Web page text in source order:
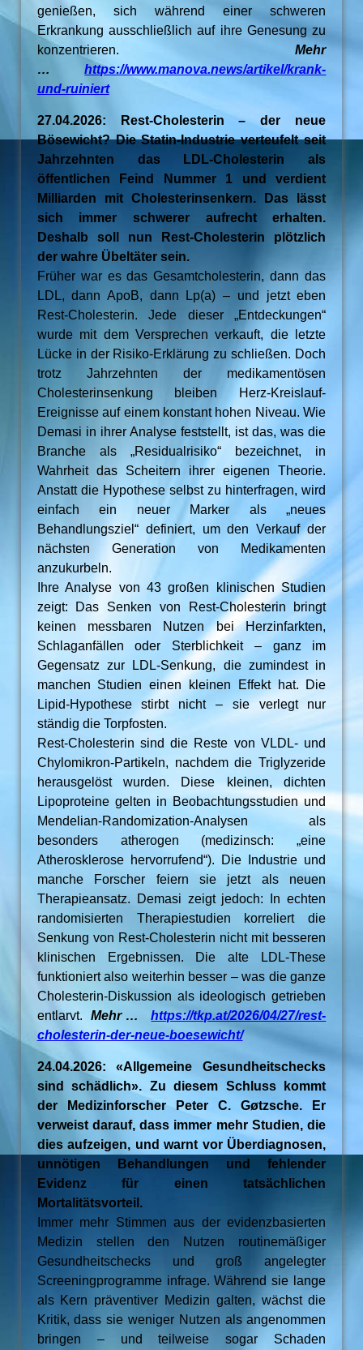
genießen, sich während einer schweren
Erkrankung ausschließlich auf ihre Genesung zu
konzentrieren.Mehr
…https://www.manova.news/artikel/krank-
und-ruiniert
27.04.2026: Rest-Cholesterin – der neue
Bösewicht? Die Statin-Industrie verteufelt seit
Jahrzehnten das LDL-Cholesterin als
öffentlichen Feind Nummer 1 und verdient
Milliarden mit Cholesterinsenkern. Das lässt
sich immer schwerer aufrecht erhalten.
Deshalb soll nun Rest-Cholesterin plötzlich
der wahre Übeltäter sein.
Früher war es das Gesamtcholesterin, dann das
LDL, dann ApoB, dann Lp(a) – und jetzt eben
Rest-Cholesterin. Jede dieser „Entdeckungen“
wurde mit dem Versprechen verkauft, die letzte
Lücke in der Risiko-Erklärung zu schließen. Doch
trotz Jahrzehnten der medikamentösen
Cholesterinsenkung bleiben Herz-Kreislauf-
Ereignisse auf einem konstant hohen Niveau. Wie
Demasi in ihrer Analyse feststellt, ist das, was die
Branche als „Residualrisiko“ bezeichnet, in
Wahrheit das Scheitern ihrer eigenen Theorie.
Anstatt die Hypothese selbst zu hinterfragen, wird
einfach ein neuer Marker als „neues
Behandlungsziel“ definiert, um den Verkauf der
nächsten Generation von Medikamenten
anzukurbeln.
Ihre Analyse von 43 großen klinischen Studien
zeigt: Das Senken von Rest-Cholesterin bringt
keinen messbaren Nutzen bei Herzinfarkten,
Schlaganfällen oder Sterblichkeit – ganz im
Gegensatz zur LDL-Senkung, die zumindest in
manchen Studien einen kleinen Effekt hat. Die
Lipid-Hypothese stirbt nicht – sie verlegt nur
ständig die Torpfosten.
Rest-Cholesterin sind die Reste von VLDL- und
Chylomikron-Partikeln, nachdem die Triglyzeride
herausgelöst wurden. Diese kleinen, dichten
Lipoproteine gelten in Beobachtungsstudien und
Mendelian-Randomization-Analysen als
besonders atherogen (medizinsch: „eine
Atherosklerose hervorrufend“). Die Industrie und
manche Forscher feiern sie jetzt als neuen
Therapieansatz. Demasi zeigt jedoch: In echten
randomisierten Therapiestudien korreliert die
Senkung von Rest-Cholesterin nicht mit besseren
klinischen Ergebnissen. Die alte LDL-These
funktioniert also weiterhin besser – was die ganze
Cholesterin-Diskussion als ideologisch getrieben
entlarvt. Mehr …https://tkp.at/2026/04/27/rest-
cholesterin-der-neue-boesewicht/
24.04.2026: «Allgemeine Gesundheitschecks
sind schädlich». Zu diesem Schluss kommt
der Medizinforscher Peter C. Gøtzsche. Er
verweist darauf, dass immer mehr Studien, die
dies aufzeigen, und warnt vor Überdiagnosen,
unnötigen Behandlungen und fehlender
Evidenz für einen tatsächlichen
Mortalitätsvorteil.
Immer mehr Stimmen aus der evidenzbasierten
Medizin stellen den Nutzen routinemäßiger
Gesundheitschecks und groß angelegter
Screeningprogramme infrage. Während sie lange
als Kern präventiver Medizin galten, wächst die
Kritik, dass sie weniger Nutzen als angenommen
bringen – und teilweise sogar Schaden